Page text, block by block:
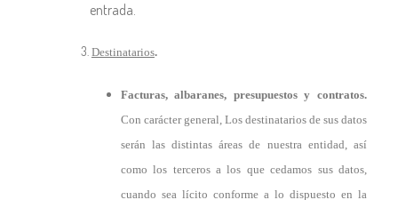
entrada.
Destinatarios.
Facturas, albaranes, presupuestos y contratos.
Con carácter general, Los destinatarios de sus datos
serán las distintas áreas de nuestra entidad, así
como los terceros a los que cedamos sus datos,
cuando sea lícito conforme a lo dispuesto en la